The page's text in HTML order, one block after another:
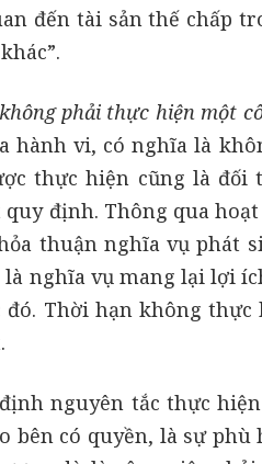
đến tài sản thế chấp
phải thực hiện một
hành vi, có nghĩa là
thực hiện cũng là đối
định. Thông qua
thuận nghĩa vụ phát
là nghĩa vụ mang lại lợi
đó. Thời hạn không
nguyên tắc thực
bên có quyền, là sự